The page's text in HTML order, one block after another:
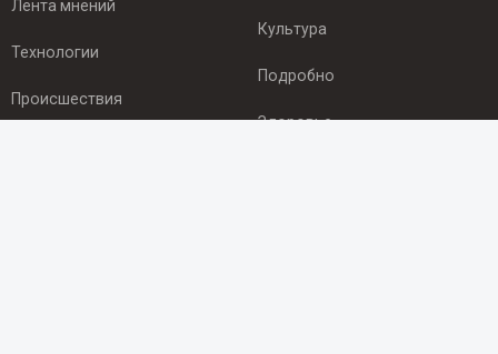
Лента мнений
Технологии
Происшествия
Культура
Подробно
Здоровье